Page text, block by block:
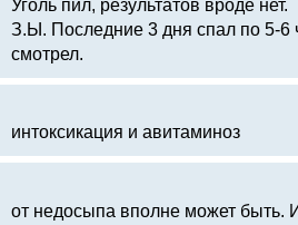
Уголь пил, результатов вроде нет.
З.Ы. Последние 3 дня спал по 5-6
смотрел.
интоксикация и авитаминоз
от недосыпа вполне может быть.